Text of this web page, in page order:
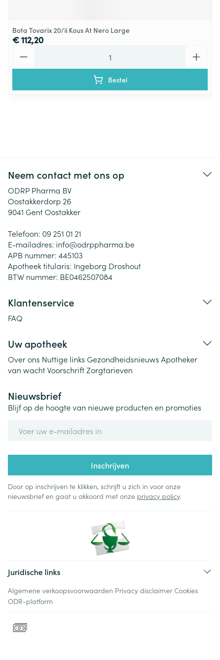
Bota Tovarix 20/ii Kous At Nero Large
€ 112,20
Bestel
Neem contact met ons op
ODRP Pharma BV
Oostakkerdorp 26
9041 Gent Oostakker
Telefoon: 09 251 01 21
E-mailadres: info@odrppharma.be
APB nummer: 445103
Apotheek titularis: Ingeborg Droshout
BTW nummer: BE0462507084
Klantenservice
FAQ
Uw apotheek
Over ons Nuttige links Gezondheidsnieuws Apotheker
van wachtVoorschriftZorgtarieven
Nieuwsbrief
Blijf op de hoogte van nieuwe producten en promoties
Inschrijven
Door op inschrijven te klikken, schrijft u zich in voor onze
nieuwsbrief en gaat u akkoord met onze privacy policy.
Juridische links
Algemene verkoopsvoorwaarden Privacy disclaimer Cookies
ODR-platform